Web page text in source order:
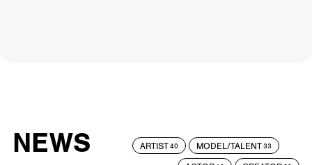
NEWS
ARTIST40 MODEL/TALENT33